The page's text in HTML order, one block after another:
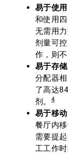
易于使用
和使用
无需用
剂量可
作，则
易于存
分配器
了高达
剂。4
易于移动
餐厅内
需要提
工工作